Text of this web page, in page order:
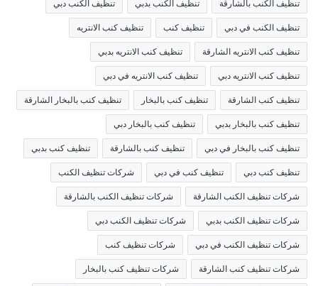
تنظيف الكنب بالشارقة تنظيف الكنب بدبي تنظيف الكنب دبي
تنظيف الكنب في دبي تنظيف كنب تنظيف كنب الانتريه
تنظيف كنب الانتريه الشارقة تنظيف كنب الانتريه بدبي
تنظيف كنب الانتريه دبي تنظيف كنب الانتريه في دبي
تنظيف كنب الشارقة تنظيف كنب بالبخار تنظيف كنب بالبخار الشارقة
تنظيف كنب بالبخار بدبي تنظيف كنب بالبخار دبي
تنظيف كنب بالبخار في دبي تنظيف كنب بالشارقة تنظيف كنب بدبي
تنظيف كنب دبي تنظيف كنب في دبي شركات تنظيف الكنب
شركات تنظيف الكنب الشارقة شركات تنظيف الكنب بالشارقة
شركات تنظيف الكنب بدبي شركات تنظيف الكنب دبي
شركات تنظيف الكنب في دبي شركات تنظيف كنب
شركات تنظيف كنب الشارقة شركات تنظيف كنب بالبخار